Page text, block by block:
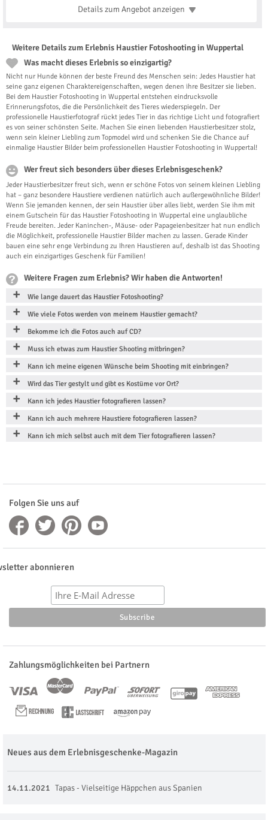
Details zum Angebotanzeigen
Weitere Details zum Erlebnis Haustier Fotoshooting in Wuppertal
Was macht dieses Erlebnis so einzigartig?
Nicht nur Hunde können der beste Freund des Menschen sein: Jedes Haustier hat
seine ganz eigenen Charaktereigenschaften, wegen denen ihre Besitzer sie lieben.
Bei dem Haustier Fotoshooting in Wuppertal entstehen eindrucksvolle
Erinnerungsfotos, die die Persönlichkeit des Tieres wiederspiegeln. Der
professionelle Haustierfotograf rückt jedes Tier in das richtige Licht und fotografiert
es von seiner schönsten Seite. Machen Sie einen liebenden Haustierbesitzer stolz,
wenn sein kleiner Liebling zum Topmodel wird und schenken Sie die Chance auf
einmalige Haustier Bilder beim professionellen Haustier Fotoshooting in Wuppertal!
Wer freut sich besonders über dieses Erlebnisgeschenk?
Jeder Haustierbesitzer freut sich, wenn er schöne Fotos von seinem kleinen Liebling
hat – ganz besondere Haustiere verdienen natürlich auch außergewöhnliche Bilder!
Wenn Sie jemanden kennen, der sein Haustier über alles liebt, werden Sie ihm mit
einem Gutschein für das Haustier Fotoshooting in Wuppertal eine unglaubliche
Freude bereiten. Jeder Kaninchen-, Mäuse- oder Papageienbesitzer hat nun endlich
die Möglichkeit, professionelle Haustier Bilder machen zu lassen. Gerade Kinder
bauen eine sehr enge Verbindung zu Ihren Haustieren auf, deshalb ist das Shooting
auch ein einzigartiges Geschenk für Familien!
Weitere Fragen zum Erlebnis? Wir haben die Antworten!
Wie lange dauert das Haustier Fotoshooting?
Wie viele Fotos werden von meinem Haustier gemacht?
Bekomme ich die Fotos auch auf CD?
Muss ich etwas zum Haustier Shooting mitbringen?
Kann ich meine eigenen Wünsche beim Shooting mit einbringen?
Wird das Tier gestylt und gibt es Kostüme vor Ort?
Kann ich jedes Haustier fotografieren lassen?
Kann ich auch mehrere Haustiere fotografieren lassen?
Kann ich mich selbst auch mit dem Tier fotografieren lassen?
Folgen Sie uns auf
abonnieren
Zahlungsmöglichkeiten bei Partnern
Neues aus dem Erlebnisgeschenke-Magazin
14.11.2021 Tapas - Vielseitige Häppchen aus Spanien